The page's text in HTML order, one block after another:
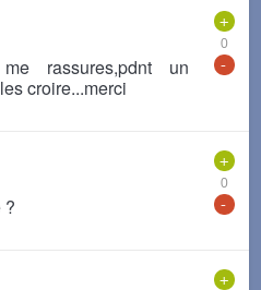
+
0
-
me rassures,pdnt un
croire...merci
+
0
-
?
+